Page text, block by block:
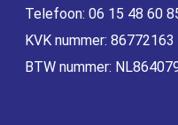
Telefoon: 06 15 48 60
KVK nummer: 86772163
BTW nummer: